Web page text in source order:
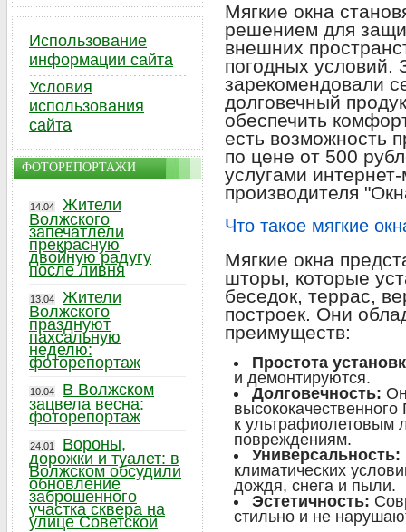
Мягкие окна
решением для
внешних
погодных условий.
зарекомендовали
долговечный
обеспечить
есть возможность
по цене от 500
услугами
производителя
Что такое мягкие
Мягкие окна
шторы, которые
беседок, террас,
построек. Они
преимуществ:
Простота
и демонтируются.
Долговечность:
к ультрафиолетовым
повреждениям.
Универсальность:
климатических
дождя, снега и пыли.
Эстетичность:
стильно и не
Использование
информации сайта
Условия
использования
сайта
ФОТОРЕПОРТАЖИ
14.04
Жители
Волжского
запечатлели
прекрасную
двойную радугу
после ливня
13.04
Жители
Волжского
празднуют
пахсальную
неделю:
фоторепортаж
10.04
В Волжском
зацвела весна:
фоторепортаж
24.01
Вороны,
дорожки и туалет: в
Волжском обсудили
обновление
заброшенного
участка сквера на
улице Советской